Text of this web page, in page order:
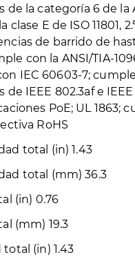
de la categoría 6 de la
clase E de ISO 11801,
de barrido de
con la ANSI/TIA-
IEC 60603-7;
de IEEE 802.3af e
PoE; UL 1863;
RoHS
total (in) 1.43
total (mm) 36.3
(in) 0.76
(mm) 19.3
total (in) 1.43